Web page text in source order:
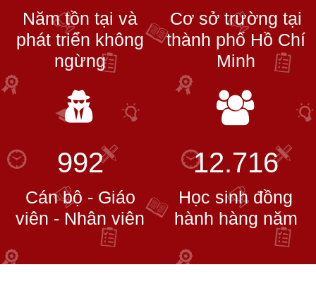
Năm tồn tại và
phát triển không
ngừng
Cơ sở trường tại
thành phố Hồ Chí
Minh
992
Cán bộ - Giáo
viên - Nhân viên
12.716
Học sinh đồng
hành hàng năm